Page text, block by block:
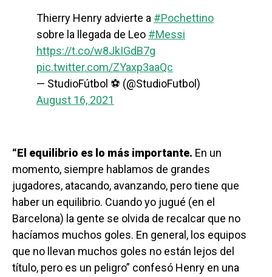
Thierry Henry advierte a #Pochettino
sobre la llegada de Leo #Messi
https://t.co/w8JkIGdB7g
pic.twitter.com/ZYaxp3aaQc
— StudioFútbol ⚽ (@StudioFutbol)
August 16, 2021
“El equilibrio es lo más importante. En un
momento, siempre hablamos de grandes
jugadores, atacando, avanzando, pero tiene que
haber un equilibrio. Cuando yo jugué (en el
Barcelona) la gente se olvida de recalcar que no
hacíamos muchos goles. En general, los equipos
que no llevan muchos goles no están lejos del
título, pero es un peligro” confesó Henry en una